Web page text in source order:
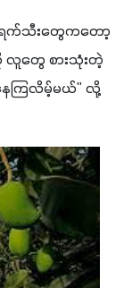
ရက်သီးတွေကတော့
တွေ စားသုံးတဲ့
ေကြလိမ့်မယ်" လို့